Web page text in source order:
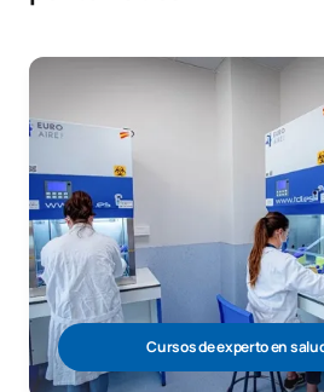
Cursos de experto en